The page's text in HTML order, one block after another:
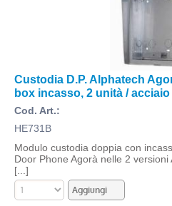
Custodia D.P. Alphatech
box incasso, 2 unità /
Cod. Art.:
HE731B
Modulo custodia doppia con
Door Phone Agorà nelle 2 versioni
[...]